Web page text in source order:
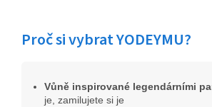
Proč si vybrat YODEYMU?
Vůně inspirované legendárními
je, zamilujete si je